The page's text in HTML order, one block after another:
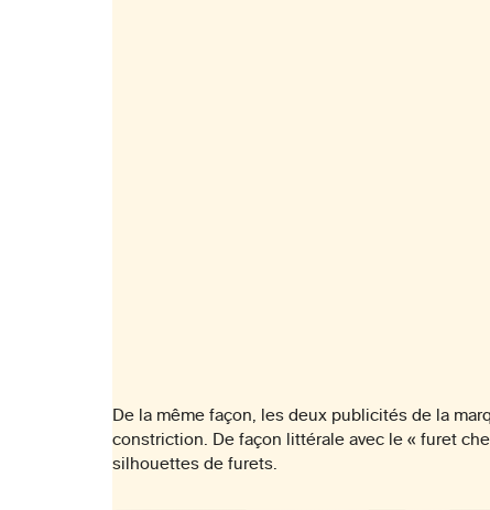
De la même façon, les deux publicités de la
constriction. De façon littérale avec le « furet
silhouettes de furets.